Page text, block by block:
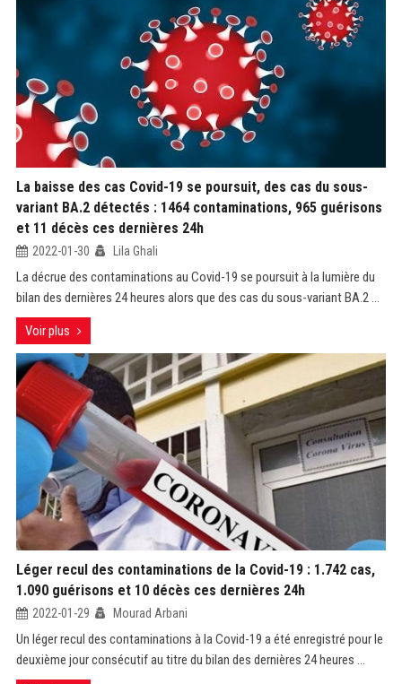
La baisse des cas Covid-19 se poursuit, des cas du sous-
variant BA.2 détectés : 1464 contaminations, 965 guérisons
et 11 décès ces dernières 24h
2022-01-30 Lila Ghali
La décrue des contaminations au Covid-19 se poursuit à la lumière du
bilan des dernières 24 heures alors que des cas du sous-variant BA.2 ...
Voir plus
Léger recul des contaminations de la Covid-19 : 1.742 cas,
1.090 guérisons et 10 décès ces dernières 24h
2022-01-29 Mourad Arbani
Un léger recul des contaminations à la Covid-19 a été enregistré pour le
deuxième jour consécutif au titre du bilan des dernières 24 heures ...